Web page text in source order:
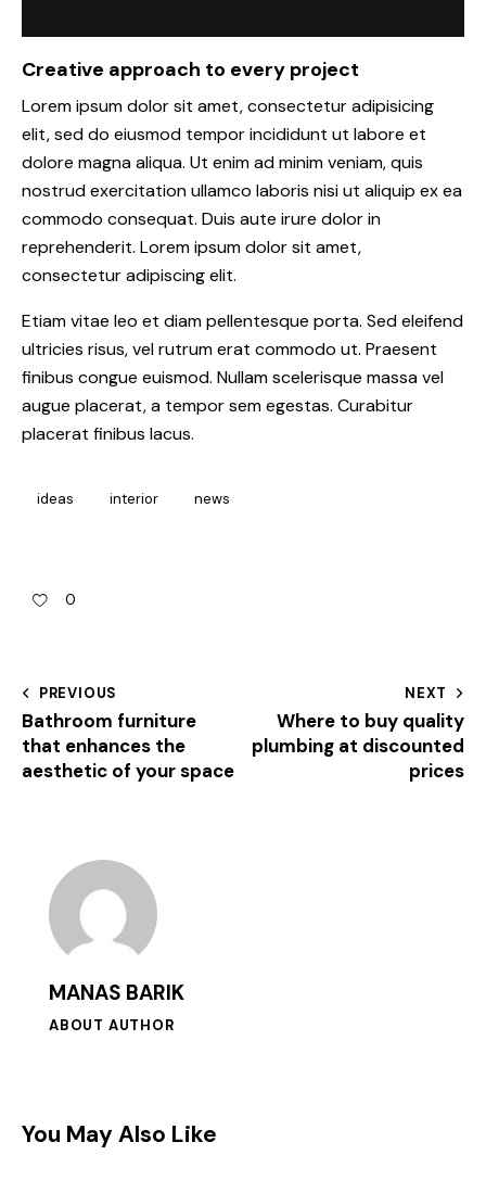
Creative approach to every project
Lorem ipsum dolor sit amet, consectetur adipisicing
elit, sed do eiusmod tempor incididunt ut labore et
dolore magna aliqua. Ut enim ad minim veniam, quis
nostrud exercitation ullamco laboris nisi ut aliquip ex ea
commodo consequat. Duis aute irure dolor in
reprehenderit. Lorem ipsum dolor sit amet,
consectetur adipiscing elit.
Etiam vitae leo et diam pellentesque porta. Sed eleifend
ultricies risus, vel rutrum erat commodo ut. Praesent
finibus congue euismod. Nullam scelerisque massa vel
augue placerat, a tempor sem egestas. Curabitur
placerat finibus lacus.
ideas interior news
0
PREVIOUS
Bathroom furniture
that enhances the
aesthetic of your space
NEXT
Where to buy quality
plumbing at discounted
prices
MANAS BARIK
ABOUT AUTHOR
You May Also Like